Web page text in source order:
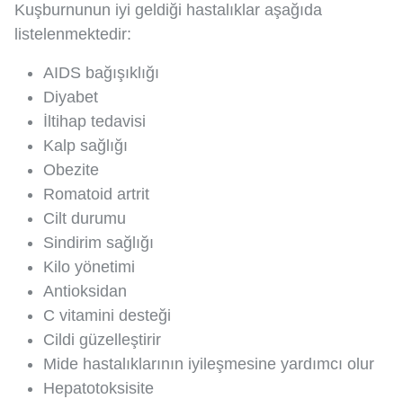
Kuşburnunun iyi geldiği hastalıklar aşağıda
listelenmektedir:
AIDS bağışıklığı
Diyabet
İltihap tedavisi
Kalp sağlığı
Obezite
Romatoid artrit
Cilt durumu
Sindirim sağlığı
Kilo yönetimi
Antioksidan
C vitamini desteği
Cildi güzelleştirir
Mide hastalıklarının iyileşmesine yardımcı olur
Hepatotoksisite